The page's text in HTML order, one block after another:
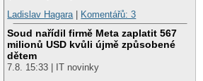
Ladislav Hagara| Komentářů: 3
Soud nařídil firmě Meta zaplatit 567
milionů USD kvůli újmě způsobené
dětem
7.8. 15:33 | IT novinky